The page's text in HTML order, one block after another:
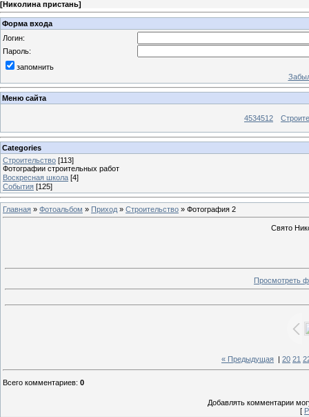
[Николина пристань]
Форма входа
Логин:
Пароль:
запомнить
Меню сайта
4534512
Categories
Строительство [113]
Фотографии строительных работ
Воскресная школа [4]
События [125]
Главная » Фотоальбом » Приход » Строительство » Фотография 2
Свято
Просмотреть
« Предыдущая 20 21
Всего комментариев: 0
Добавлять комментарии
[